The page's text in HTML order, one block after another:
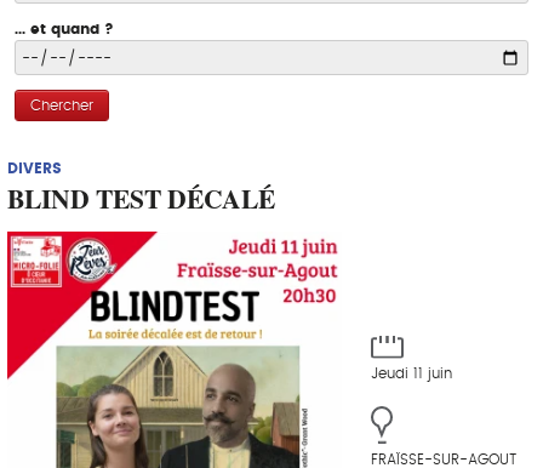
... et quand ?
Chercher
DIVERS
BLIND TEST DÉCALÉ
Jeudi 11 juin
FRAÏSSE-SUR-AGOUT